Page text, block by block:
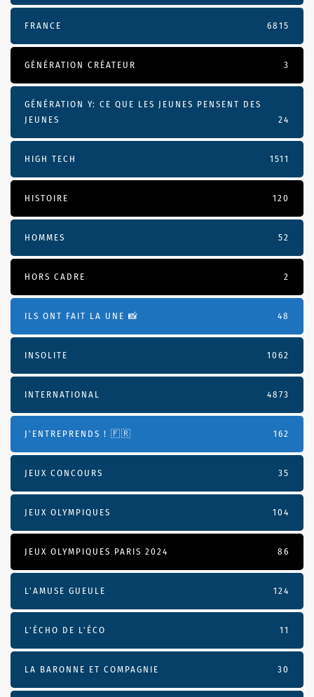
FRANCE 6815
GÉNÉRATION CRÉATEUR 3
GÉNÉRATION Y: CE QUE LES JEUNES PENSENT DES
JEUNES
24
HIGH TECH 1511
HISTOIRE 120
HOMMES 52
HORS CADRE 2
ILS ONT FAIT LA UNE 📸 48
INSOLITE 1062
INTERNATIONAL 4873
J'ENTREPRENDS ! 🇫🇷 162
JEUX CONCOURS 35
JEUX OLYMPIQUES 104
JEUX OLYMPIQUES PARIS 2024 86
L'AMUSE GUEULE 124
L’ÉCHO DE L’ÉCO 11
LA BARONNE ET COMPAGNIE 30